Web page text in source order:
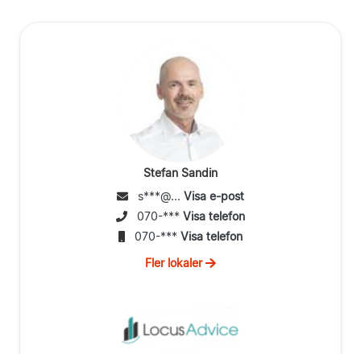
Stefan Sandin
s***@... Visa e-post
070-*** Visa telefon
070-*** Visa telefon
Fler lokaler